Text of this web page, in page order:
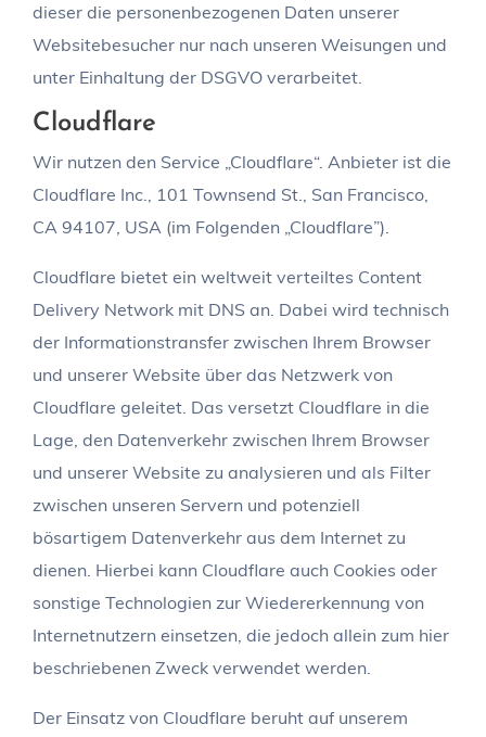
dieser die personenbezogenen Daten unserer
Websitebesucher nur nach unseren Weisungen und
unter Einhaltung der DSGVO verarbeitet.
Cloudflare
Wir nutzen den Service „Cloudflare“. Anbieter ist die
Cloudflare Inc., 101 Townsend St., San Francisco,
CA 94107, USA (im Folgenden „Cloudflare”).
Cloudflare bietet ein weltweit verteiltes Content
Delivery Network mit DNS an. Dabei wird technisch
der Informationstransfer zwischen Ihrem Browser
und unserer Website über das Netzwerk von
Cloudflare geleitet. Das versetzt Cloudflare in die
Lage, den Datenverkehr zwischen Ihrem Browser
und unserer Website zu analysieren und als Filter
zwischen unseren Servern und potenziell
bösartigem Datenverkehr aus dem Internet zu
dienen. Hierbei kann Cloudflare auch Cookies oder
sonstige Technologien zur Wiedererkennung von
Internetnutzern einsetzen, die jedoch allein zum hier
beschriebenen Zweck verwendet werden.
Der Einsatz von Cloudflare beruht auf unserem